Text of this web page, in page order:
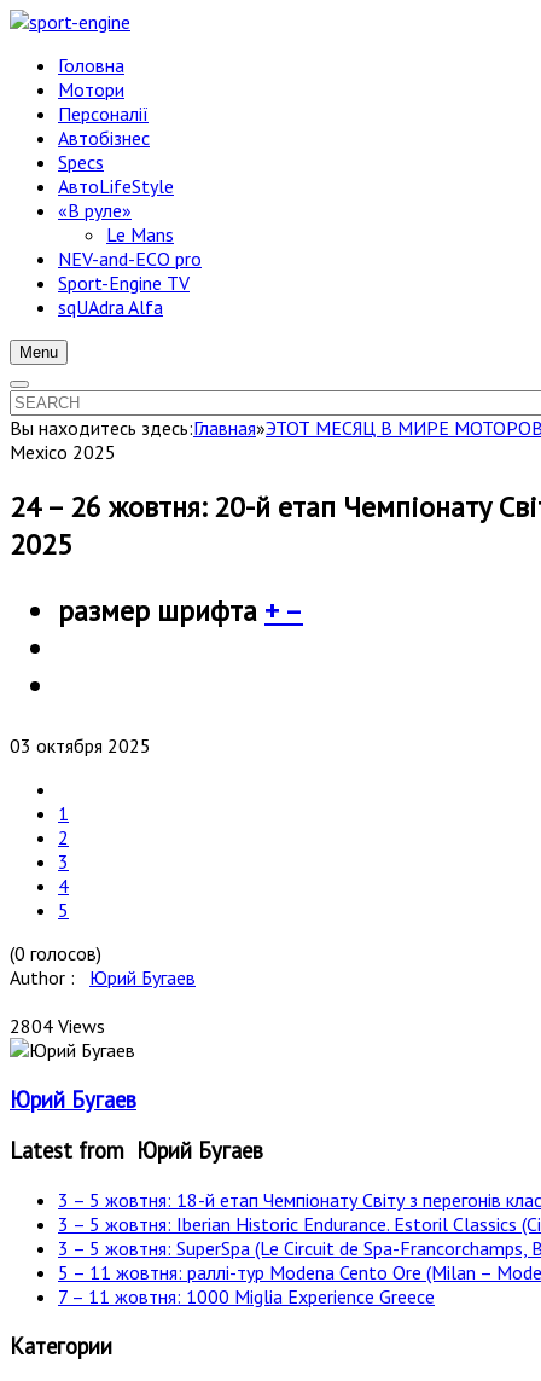
Головна
Мотори
Персоналії
Автобізнес
Specs
АвтоLifeStyle
«В руле»
Le Mans
NEV-and-ECO pro
Sport-Engine TV
sqUAdra Alfa
Menu
Вы находитесь здесь:Главная»ЭТОТ МЕСЯЦ В МИРЕ
Mexico 2025
24 – 26 жовтня: 20-й етап Чемпіонату
2025
размер шрифта + –
03 октября 2025
1
2
3
4
5
(0 голосов)
Author : Юрий Бугаев
2804 Views
Юрий Бугаев
Latest from Юрий Бугаев
3 – 5 жовтня: 18-й етап Чемпіонату Світу з перегонів
3 – 5 жовтня: Iberian Historic Endurance. Estoril Classics
3 – 5 жовтня: SuperSpa (Le Circuit de Spa-Francorchamps,
5 – 11 жовтня: раллі-тур Modena Cento Ore (Milan –
7 – 11 жовтня: 1000 Miglia Experience Greece
Категории